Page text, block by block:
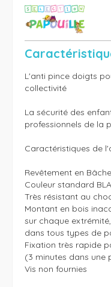
L'anti pince doigts
collectivité
La sécurité des
professionnels de la
Caractéristiques de
Revêtement en
Couleur standard
Très résistant au
Montant en bois
sur chaque
dans tous types de
Fixation très rapide
(3 minutes dans une
Vis non fournies